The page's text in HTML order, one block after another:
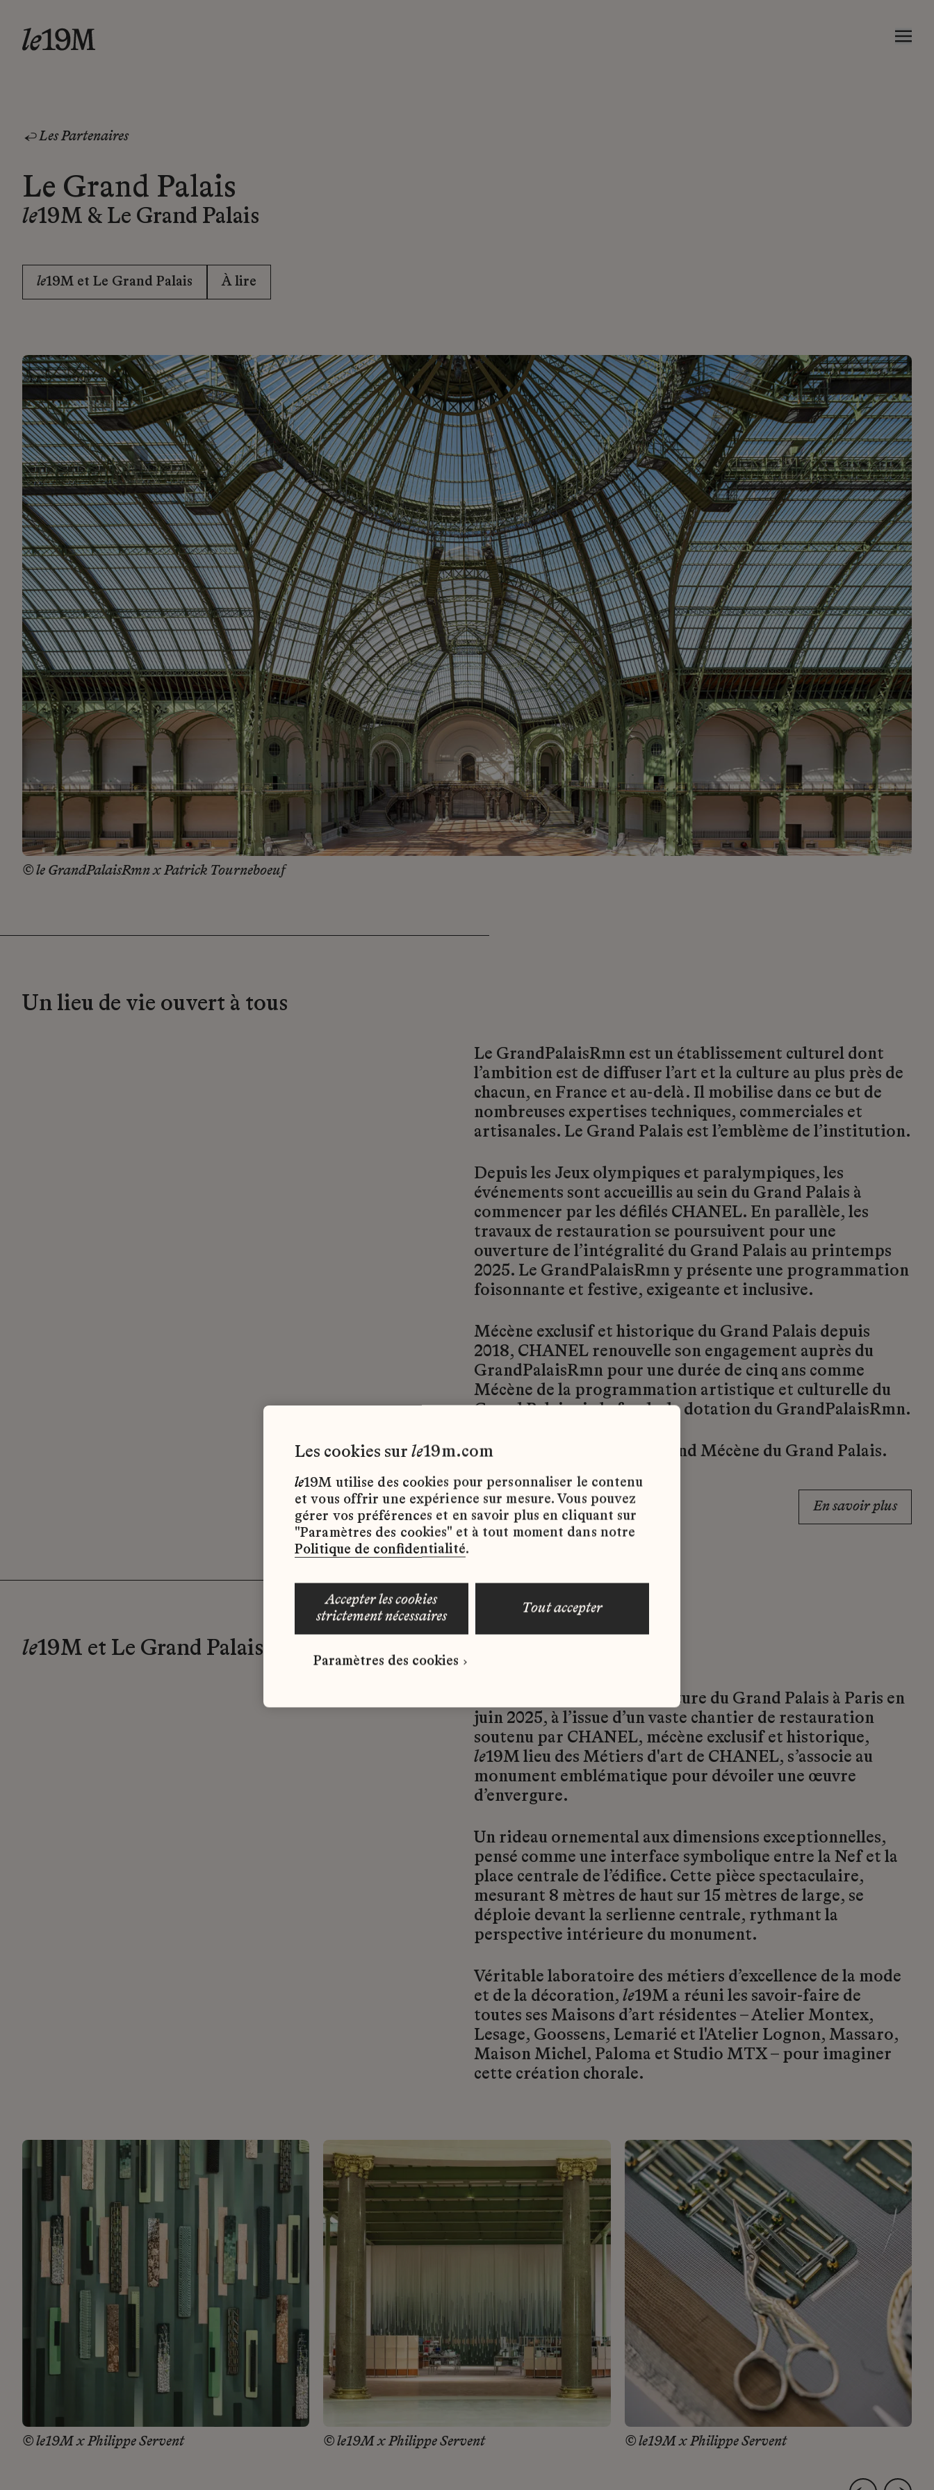
Les Partenaires
Le Grand Palais
le19M & Le Grand Palais
le19M et Le Grand Palais À lire
© le GrandPalaisRmn x Patrick Tourneboeuf
Un lieu de vie ouvert à tous
Le GrandPalaisRmn est un établissement culturel dont
l’ambition est de diffuser l’art et la culture au plus près de
chacun, en France et au-delà. Il mobilise dans ce but de
nombreuses expertises techniques, commerciales et
artisanales. Le Grand Palais est l’emblème de l’institution.
Depuis les Jeux olympiques et paralympiques, les
événements sont accueillis au sein du Grand Palais à
commencer par les défilés CHANEL. En parallèle, les
travaux de restauration se poursuivent pour une
ouverture de l’intégralité du Grand Palais au printemps
2025. Le GrandPalaisRmn y présente une programmation
foisonnante et festive, exigeante et inclusive.
Mécène exclusif et historique du Grand Palais depuis
2018, CHANEL renouvelle son engagement auprès du
GrandPalaisRmn pour une durée de cinq ans comme
Mécène de la programmation artistique et culturelle du
Grand Palais via le fonds de dotation du GrandPalaisRmn.
CHANEL devient ainsi Grand Mécène du Grand Palais.
En savoir plus
le19M et Le Grand Palais
Dans le cadre de la réouverture du Grand Palais à Paris en
juin 2025, à l’issue d’un vaste chantier de restauration
soutenu par CHANEL, mécène exclusif et historique,
le19M lieu des Métiers d'art de CHANEL, s’associe au
monument emblématique pour dévoiler une œuvre
d’envergure.
Un rideau ornemental aux dimensions exceptionnelles,
pensé comme une interface symbolique entre la Nef et la
place centrale de l’édifice. Cette pièce spectaculaire,
mesurant 8 mètres de haut sur 15 mètres de large, se
déploie devant la serlienne centrale, rythmant la
perspective intérieure du monument.
Véritable laboratoire des métiers d’excellence de la mode
et de la décoration, le19M a réuni les savoir-faire de
toutes ses Maisons d’art résidentes – Atelier Montex,
Lesage, Goossens, Lemarié et l'Atelier Lognon, Massaro,
Maison Michel, Paloma et Studio MTX – pour imaginer
cette création chorale.
© le19M x Philippe Servent © le19M x Philippe Servent © le19M x Philippe Servent
les cookies sur le19m.com
le19M utilise des cookies pour personnaliser le contenu
et vous offrir une expérience sur mesure. Vous pouvez
gérer vos préférences et en savoir plus en cliquant sur
"Paramètres des cookies" et à tout moment dans notre
Politique de confidentialité.
accepter les cookies
strictement nécessaires
tout accepter
Paramètres des cookies